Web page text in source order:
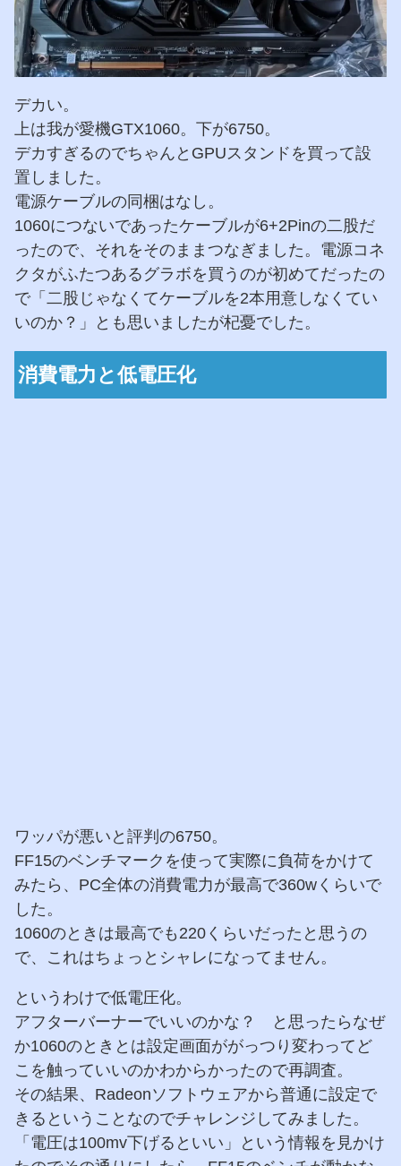
デカい。
上は我が愛機GTX1060。下が6750。
デカすぎるのでちゃんとGPUスタンドを買って設
置しました。
電源ケーブルの同梱はなし。
1060につないであったケーブルが6+2Pinの二股だ
ったので、それをそのままつなぎました。電源コネ
クタがふたつあるグラボを買うのが初めてだったの
で「二股じゃなくてケーブルを2本用意しなくてい
いのか？」とも思いましたが杞憂でした。
消費電力と低電圧化
ワッパが悪いと評判の6750。
FF15のベンチマークを使って実際に負荷をかけて
みたら、PC全体の消費電力が最高で360wくらいで
した。
1060のときは最高でも220くらいだったと思うの
で、これはちょっとシャレになってません。
というわけで低電圧化。
アフターバーナーでいいのかな？ と思ったらなぜ
か1060のときとは設定画面ががっつり変わってど
こを触っていいのかわからかったので再調査。
その結果、Radeonソフトウェアから普通に設定で
きるということなのでチャレンジしてみました。
「電圧は100mv下げるといい」という情報を見かけ